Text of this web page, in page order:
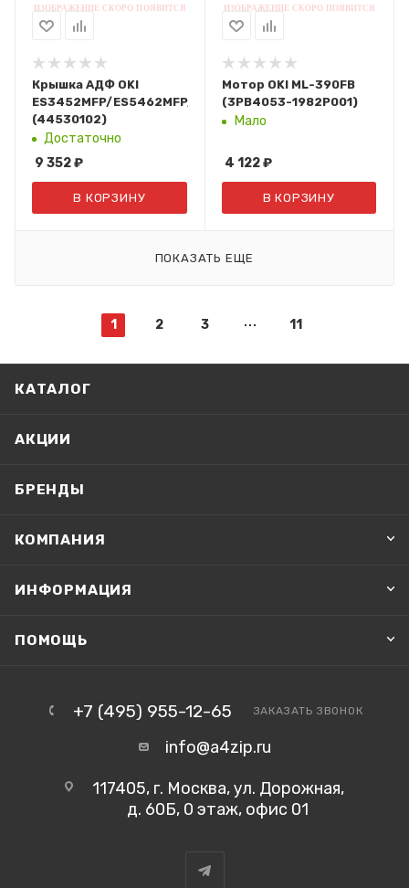
Крышка АДФ OKI
ES3452MFP/ES5462MFP/ES4161MFP/ES4191MFP
(44530102)
Достаточно
9 352₽
В КОРЗИНУ
Мотор OKI ML-390FB
(3PB4053-1982P001)
Мало
4 122 ₽
В КОРЗИНУ
ПОКАЗАТЬ ЕЩЕ
1 2 3 11
КАТАЛОГ
АКЦИИ
БРЕНДЫ
КОМПАНИЯ
ИНФОРМАЦИЯ
ПОМОЩЬ
+7 (495) 955-12-65 ЗАКАЗАТЬ ЗВОНОК
info@a4zip.ru
117405, г. Москва, ул. Дорожная,
д. 60Б, 0 этаж, офис 01